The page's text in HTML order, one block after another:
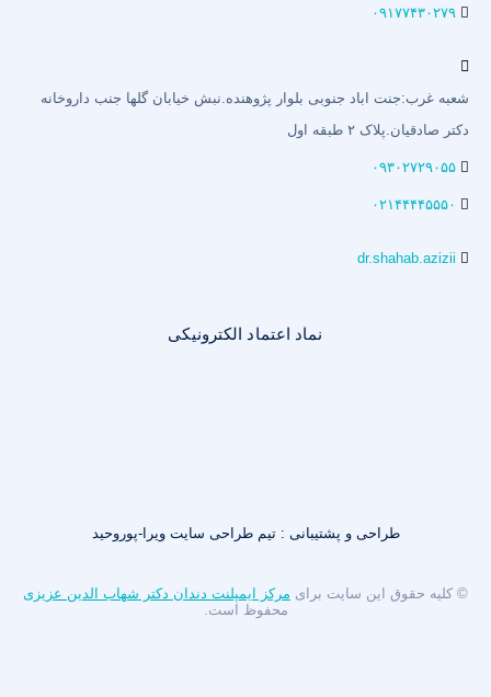
۰۹۱۷۷۴۳۰۲۷۹
شعبه غرب:جنت اباد جنوبی بلوار پژوهنده.نبش خیابان گلها جنب داروخانه
دکتر صادقیان.پلاک ۲ طبقه اول
۰۹۳۰۲۷۲۹۰۵۵
۰۲۱۴۴۴۴۵۵۵۰
dr.shahab.azizii
نماد اعتماد الکترونیکی
© کلیه حقوق این سایت برای مرکز ایمپلنت دندان دکتر شهاب الدین عزیزی
محفوظ است.
طراحی و پشتیبانی : تیم طراحی سایت ویرا-پوروحید